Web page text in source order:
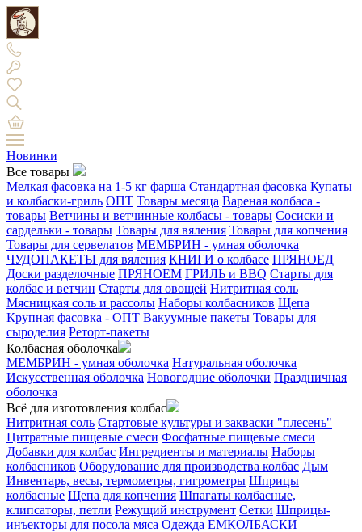
Новинки
Все товары
Мелкая фасовка на 1-5 кг фарша Стандартная фасовка Купаты
и колбаски-гриль ОПТ Товары месяца Вареная колбаса -
товары Ветчины и ветчинные колбасы - товары Сосиски и
сардельки - товары Товары для вяления Товары для копчения
Товары для сервелатов МЕМБРИН - умная оболочка
ЧУДОПАКЕТЫ для вяления КНИГИ о колбасе ПРЯНОЕД
Доски разделочные ПРЯНОЕМ ГРИЛЬ и BBQ Старты для
колбас и ветчин Старты для овощей Нитритная соль
Мясницкая соль и рассолы Наборы колбасников Щепа
Крупная фасовка - ОПТ Вакуумные пакеты Товары для
сыроделия Реторт-пакеты
Колбасная оболочка
МЕМБРИН - умная оболочка Натуральная оболочка
Искусственная оболочка Новогодние оболочки Праздничная
оболочка
Всё для изготовления колбас
Нитритная соль Стартовые культуры и закваски "плесень"
Цитратные пищевые смеси Фосфатные пищевые смеси
Добавки для колбас Ингредиенты и материалы Наборы
колбасников Оборудование для производства колбас Дым
Инвентарь, весы, термометры, гигрометры Шприцы
колбасные Щепа для копчения Шпагаты колбасные,
клипсаторы, петли Режущий инструмент Сетки Шприцы-
инъекторы для посола мяса Одежда ЕМКОЛБАСКИ